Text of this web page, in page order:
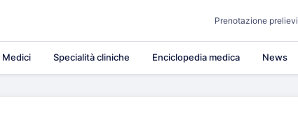
Prenotazione prelievi
Medici Specialità cliniche Enciclopedia medica News